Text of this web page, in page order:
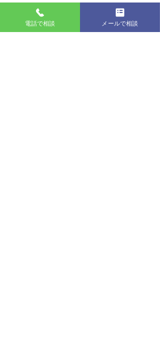
最新記事電話で相談 メールで相談